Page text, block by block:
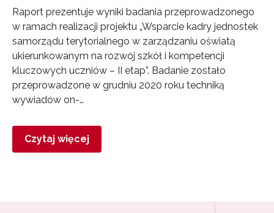
Raport prezentuje wyniki badania przeprowadzonego
w ramach realizacji projektu „Wsparcie kadry jednostek
samorządu terytorialnego w zarządzaniu oświatą
ukierunkowanym na rozwój szkół i kompetencji
kluczowych uczniów – II etap”. Badanie zostało
przeprowadzone w grudniu 2020 roku techniką
wywiadów on-…
Czytaj więcej